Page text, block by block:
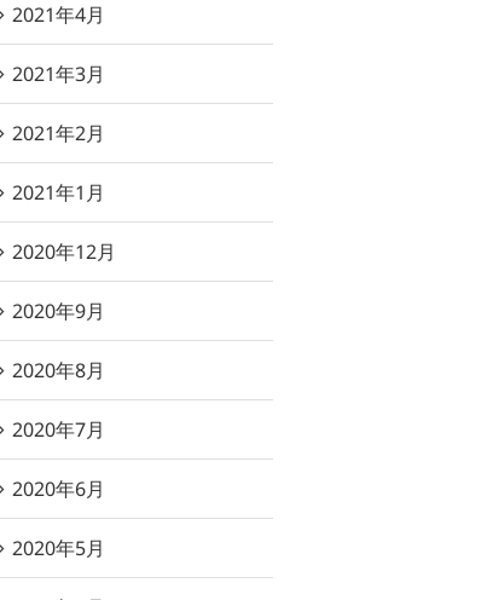
2021年4月
2021年3月
2021年2月
2021年1月
2020年12月
2020年9月
2020年8月
2020年7月
2020年6月
2020年5月